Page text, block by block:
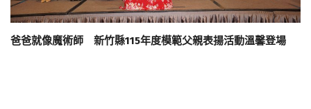
爸爸就像魔術師 新竹縣115年度模範父親表揚活動溫馨登場